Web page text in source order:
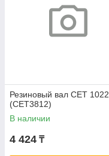
Резиновый вал CET 1022
(CET3812)
В наличии
4 424 ₸